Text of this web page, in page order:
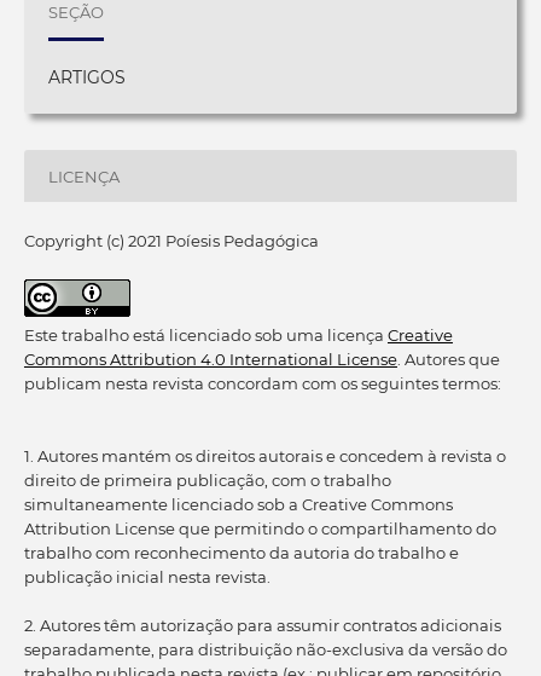
SEÇÃO
ARTIGOS
LICENÇA
Copyright (c) 2021 Poíesis Pedagógica
Este trabalho está licenciado sob uma licença Creative
Commons Attribution 4.0 International License. Autores que
publicam nesta revista concordam com os seguintes termos:
1. Autores mantém os direitos autorais e concedem à revista o
direito de primeira publicação, com o trabalho
simultaneamente licenciado sob a Creative Commons
Attribution License que permitindo o compartilhamento do
trabalho com reconhecimento da autoria do trabalho e
publicação inicial nesta revista.
2. Autores têm autorização para assumir contratos adicionais
separadamente, para distribuição não-exclusiva da versão do